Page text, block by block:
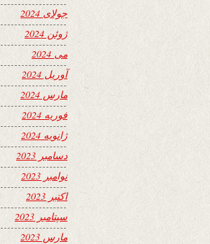
جولای 2024
ژوئن 2024
می 2024
آوریل 2024
مارس 2024
فوریه 2024
ژانویه 2024
دسامبر 2023
نوامبر 2023
اکتبر 2023
سپتامبر 2023
مارس 2023